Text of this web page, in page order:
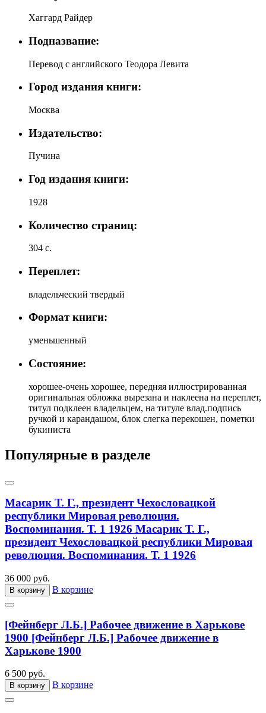
Хаггард Райдер
Подназвание:
Перевод с английского Теодора Левита
Город издания книги:
Москва
Издательство:
Пучина
Год издания книги:
1928
Количество страниц:
304 с.
Переплет:
владельческий твердый
Формат книги:
уменьшенный
Состояние:
хорошее-очень хорошее, передняя иллюстрированная
оригинальная обложка вырезана и наклеена на переплет,
титул подклеен владельцем, на титуле влад.подпись
ручкой и карандашом, блок слегка перекошен, пометки
букиниста
Популярные в разделе
Масарик Т. Г., президент Чехословацкой
республики Мировая революция.
Воспоминания. Т. 1 1926 Масарик Т. Г.,
президент Чехословацкой республики Мировая
революция. Воспоминания. Т. 1 1926
36 000 руб.
В корзину В корзине
[Фейнберг Л.Б.] Рабочее движение в Харькове
1900 [Фейнберг Л.Б.] Рабочее движение в
Харькове 1900
6 500 руб.
В корзину В корзине